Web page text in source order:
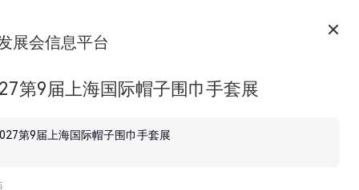
展会信息平台
第9届上海国际帽子围巾手套展
第9届上海国际帽子围巾手套展